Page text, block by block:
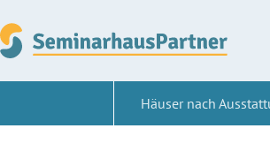
Inhalt
springen
Häuser nach